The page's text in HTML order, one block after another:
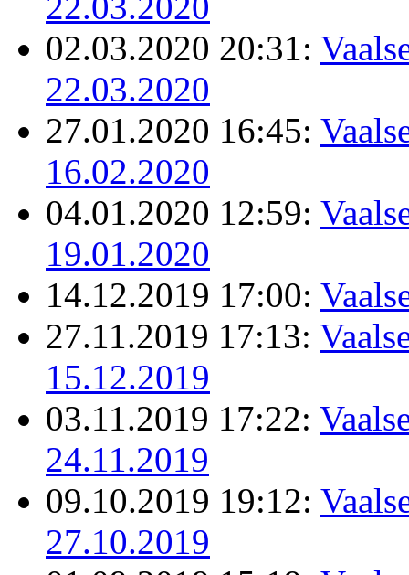
02.03.2020 20:31:
22.03.2020
27.01.2020 16:45:
16.02.2020
04.01.2020 12:59:
19.01.2020
14.12.2019 17:00:
27.11.2019 17:13:
15.12.2019
03.11.2019 17:22:
24.11.2019
09.10.2019 19:12:
27.10.2019